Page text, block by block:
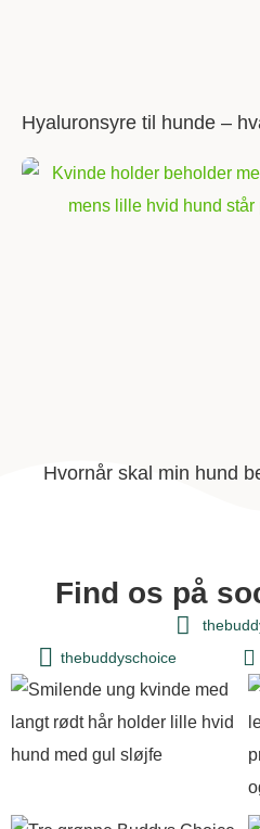
Hyaluronsyre til hunde –
Hvornår skal min hund
Find os på
thebuddyschoice